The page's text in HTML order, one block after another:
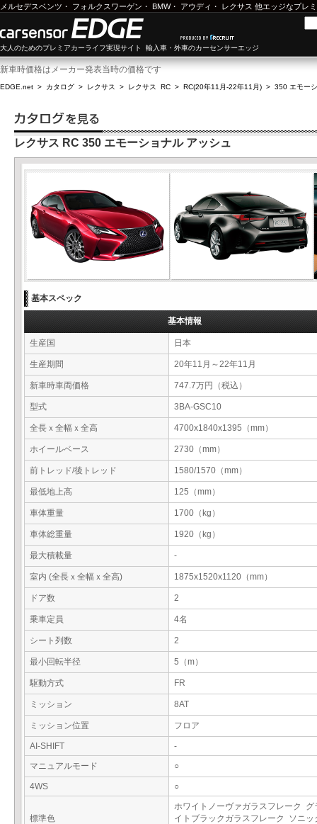
メルセデスベンツ ・ フォルクスワーゲン ・ BMW・ アウディ ・ レクサス 他エッジなプレ
大人のためのプレミアカーライフ実現サイト 輸入車・外車のカーセンサーエッジ
新車時価格はメーカー発表当時の価格です
EDGE.net > カタログ > レクサス > レクサス RC > RC(20年11月-22年11月) > 350 エモー
レクサス RC 350 エモーショナル アッシュ
基本スペック
基本情報
生産国 日本
生産期間 20年11月～22年11月
新車時車両価格 747.7万円（税込）
型式 3BA-GSC10
全長ｘ全幅ｘ全高 4700x1840x1395（mm）
ホイールベース 2730（mm）
前トレッド/後トレッド 1580/1570（mm）
最低地上高 125（mm）
車体重量 1700（kg）
車体総重量 1920（kg）
最大積載量 -
室内 (全長ｘ全幅ｘ全高) 1875x1520x1120（mm）
ドア数 2
乗車定員 4名
シート列数 2
最小回転半径 5（m）
駆動方式 FR
ミッション 8AT
ミッション位置 フロア
AI-SHIFT
-
マニュアルモード
○
4WS ○
標準色
ホワイトノーヴァガラスフレーク グ
イトブラックガラスフレーク ソニッ